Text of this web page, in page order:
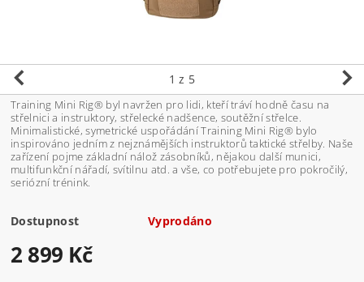
1 z 5
Training Mini Rig® byl navržen pro lidi, kteří tráví hodně času na
střelnici a instruktory, střelecké nadšence, soutěžní střelce.
Minimalistické, symetrické uspořádání Training Mini Rig® bylo
inspirováno jedním z nejznámějších instruktorů taktické střelby. Naše
zařízení pojme základní nálož zásobníků, nějakou další munici,
multifunkční nářadí, svítilnu atd. a vše, co potřebujete pro pokročilý,
seriózní trénink.
Dostupnost Vyprodáno
2 899 Kč